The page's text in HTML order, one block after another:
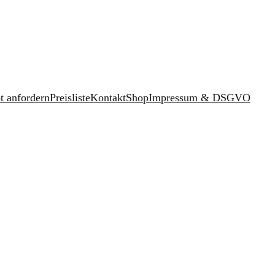
anfordernPreislisteKontaktShopImpressum & DSGVO